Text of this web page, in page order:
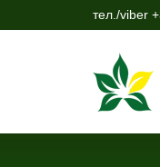
тел./viber